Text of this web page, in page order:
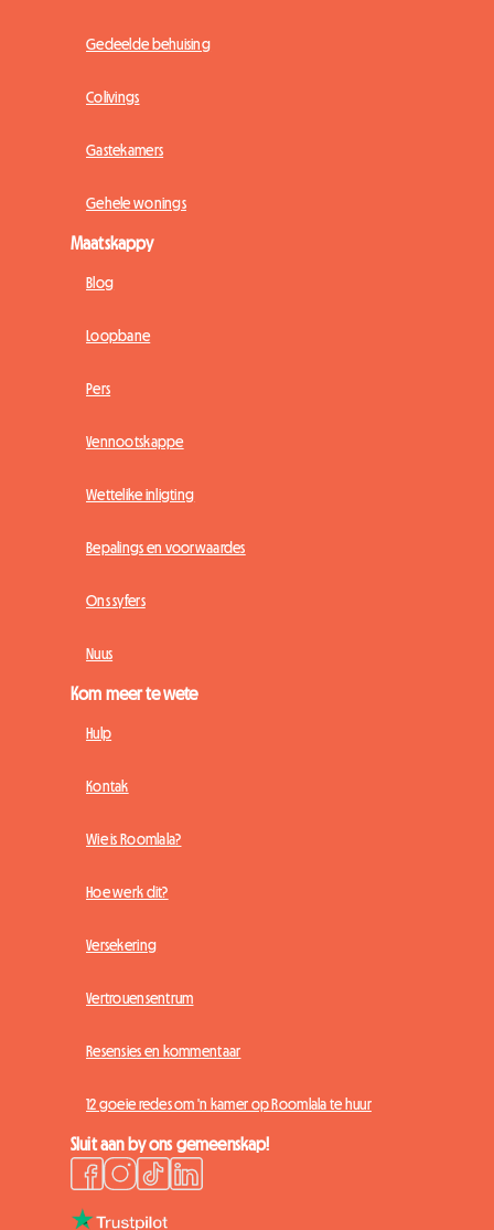
Gedeelde behuising
Colivings
Gastekamers
Gehele wonings
Maatskappy
Blog
Loopbane
Pers
Vennootskappe
Wettelike inligting
Bepalings en voorwaardes
Ons syfers
Nuus
Kom meer te wete
Hulp
Kontak
Wie is Roomlala?
Hoe werk dit?
Versekering
Vertrouensentrum
Resensies en kommentaar
12 goeie redes om 'n kamer op Roomlala te huur
Sluit aan by ons gemeenskap!